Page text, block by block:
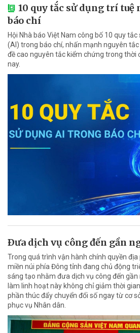
10 quy tắc sử dụng trí tuệ
báo chí
Hội Nhà báo Việt Nam công bố 10 quy
(AI) trong báo chí, nhấn mạnh nguyên
đề cao nguyên tắc kiểm chứng trong thời
nay.
Ðưa dịch vụ công đến gần
Trong quá trình vận hành chính quyền
miền núi phía Đông tỉnh đang chủ động
sáng tạo nhằm đưa dịch vụ công đến
làm linh hoạt này không chỉ giảm thời
phần thúc đẩy chuyển đổi số ngay từ cơ
phục vụ Nhân dân.